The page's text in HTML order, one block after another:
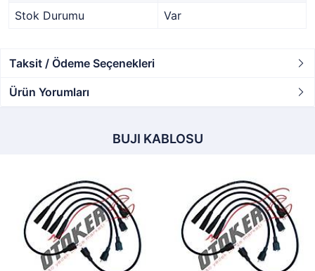
Stok Durumu
Var
Taksit / Ödeme Seçenekleri
Ürün Yorumları
BUJI KABLOSU